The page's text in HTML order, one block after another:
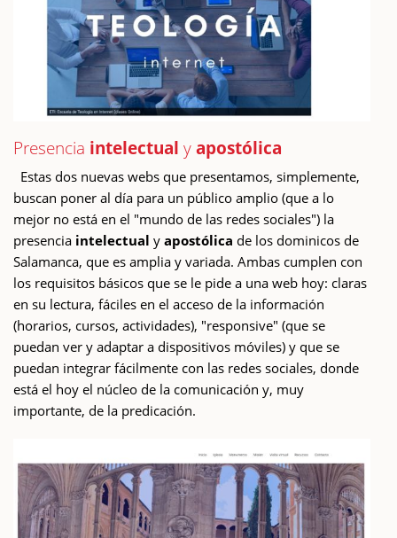
Presencia intelectual yapostólica
Estas dos nuevas webs que presentamos, simplemente,
buscan poner al día para un público amplio (que a lo
mejor no está en el "mundo de las redes sociales") la
presencia intelectual y apostólica de los dominicos de
Salamanca, que es amplia y variada. Ambas cumplen con
los requisitos básicos que se le pide a una web hoy: claras
en su lectura, fáciles en el acceso de la información
(horarios, cursos, actividades), "responsive" (que se
puedan ver y adaptar a dispositivos móviles) y que se
puedan integrar fácilmente con las redes sociales, donde
está el hoy el núcleo de la comunicación y, muy
importante, de la predicación.